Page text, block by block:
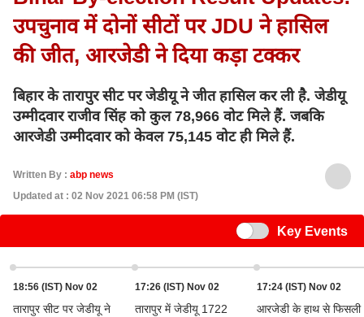
उपचुनाव में दोनों सीटों पर JDU ने हासिल
की जीत, आरजेडी ने दिया कड़ा टक्कर
बिहार के तारापुर सीट पर जेडीयू ने जीत हासिल कर ली है. जेडीयू
उम्मीदवार राजीव सिंह को कुल 78,966 वोट मिले हैं. जबकि
आरजेडी उम्मीदवार को केवल 75,145 वोट ही मिले हैं.
Written By : abp news
Updated at : 02 Nov 2021 06:58 PM (IST)
Key Events
18:56 (IST) Nov 02
तारापुर सीट पर जेडीयू ने
17:26 (IST) Nov 02
तारापुर में जेडीयू 1722
17:24 (IST) Nov 02
आरजेडी के हाथ से फिसली